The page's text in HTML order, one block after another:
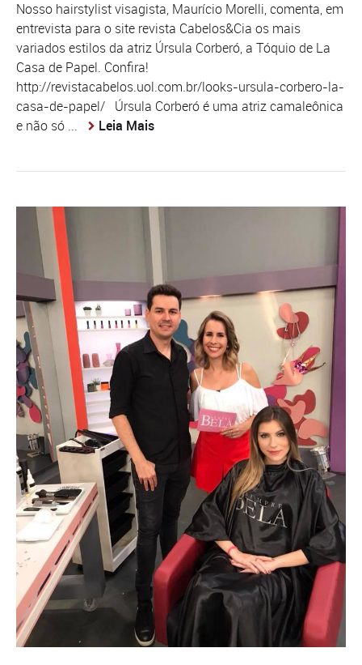
Nosso hairstylist visagista, Maurício Morelli, comenta, em
entrevista para o site revista Cabelos&Cia os mais
variados estilos da atriz Úrsula Corberó, a Tóquio de La
Casa de Papel. Confira!
http://revistacabelos.uol.com.br/looks-ursula-corbero-la-
casa-de-papel/ Úrsula Corberó é uma atriz camaleônica
e não só ...
Leia Mais